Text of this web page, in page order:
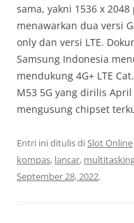
sama, yakni 1536 x
menawarkan dua versi
only dan versi LTE.
Samsung Indonesia
mendukung 4G+ LTE
M53 5G yang dirilis
mengusung chipset
Entri ini ditulis diSlot Online
kompas, lancar,
September 28, 2022.